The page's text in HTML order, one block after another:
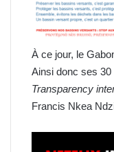
À ce jour, le
Ainsi donc ses
Transparency
Francis Nkea